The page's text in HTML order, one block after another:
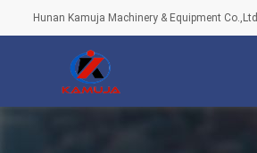
Hunan Kamuja Machinery & Equipment Co.,Ltd